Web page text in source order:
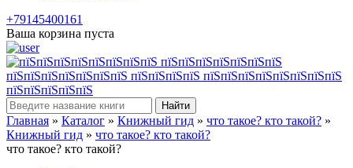
+79145400161
Ваша корзина пуста
Найти
Главная » Каталог » Книжный гид » что такое? кто такой? »
Книжный гид » что такое? кто такой?
что такое? кто такой?